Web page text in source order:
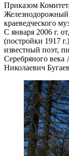
Приказом
Железнодорожный
краеведческого
С января 2006 г.
(постройки 1917
известный поэт,
Серебряного
Николаевич